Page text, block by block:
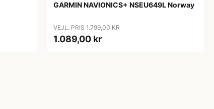
GARMIN NAVIONICS+ NSEU649L Norway
VEJL. PRIS 1.799,00 KR
1.089,00 kr